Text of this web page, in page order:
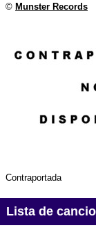
© Munster Records
Contraportada
Lista de